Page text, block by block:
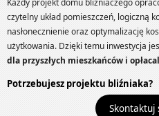
czytelny układ pomieszczeń, logiczną
nasłonecznienie oraz optymalizację
użytkowania. Dzięki temu inwestycja
dla przyszłych mieszkańców i
Potrzebujesz projektu bliźniaka?
Skontaktuj